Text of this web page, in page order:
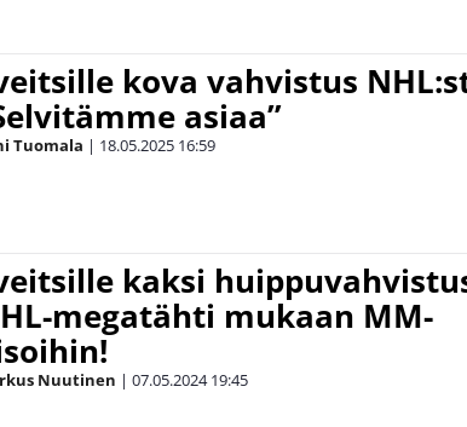
kova vahvistus
asiaa”
Tuomala | 18.05.2025 16:59
kaksi
megatähti mukaan MM-
Nuutinen | 07.05.2024 19:45